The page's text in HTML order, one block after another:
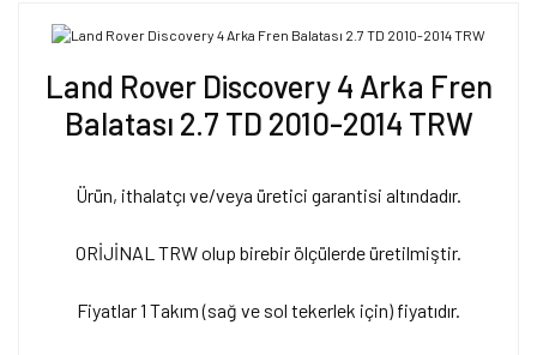
Land Rover Discovery 4 Arka Fren
Balatası 2.7 TD 2010-2014 TRW
Ürün, ithalatçı ve/veya üretici garantisi altındadır.
ORİJİNAL TRW olup birebir ölçülerde üretilmiştir.
Fiyatlar 1 Takım (sağ ve sol tekerlek için) fiyatıdır.